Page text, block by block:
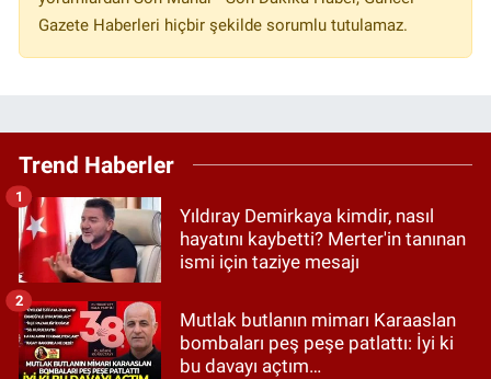
Gazete Haberleri hiçbir şekilde sorumlu tutulamaz.
Trend Haberler
Yıldıray Demirkaya kimdir, nasıl
hayatını kaybetti? Merter'in tanınan
ismi için taziye mesajı
1
Mutlak butlanın mimarı Karaaslan
bombaları peş peşe patlattı: İyi ki
bu davayı açtım…
2